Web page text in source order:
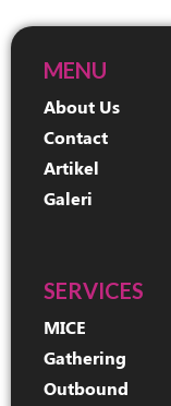
MENU
About Us
Contact
Artikel
Galeri
SERVICES
MICE
Gathering
Outbound